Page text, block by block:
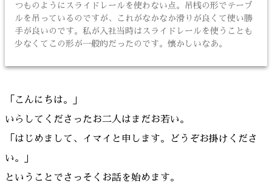
つものようにスライドレールを使わない点。吊桟の形でテーブ
ルを吊っているのですが、これがなかなか滑りが良くて使い勝
手が良いのです。私が入社当時はスライドレールを使うことも
少なくてこの形が一般的だったのです。懐かしいなあ。
「こんにちは。」
いらしてくださったお二人はまだお若い。
「はじめまして、イマイと申します。どうぞお掛けくださ
い。」
ということでさっそくお話を始めます。